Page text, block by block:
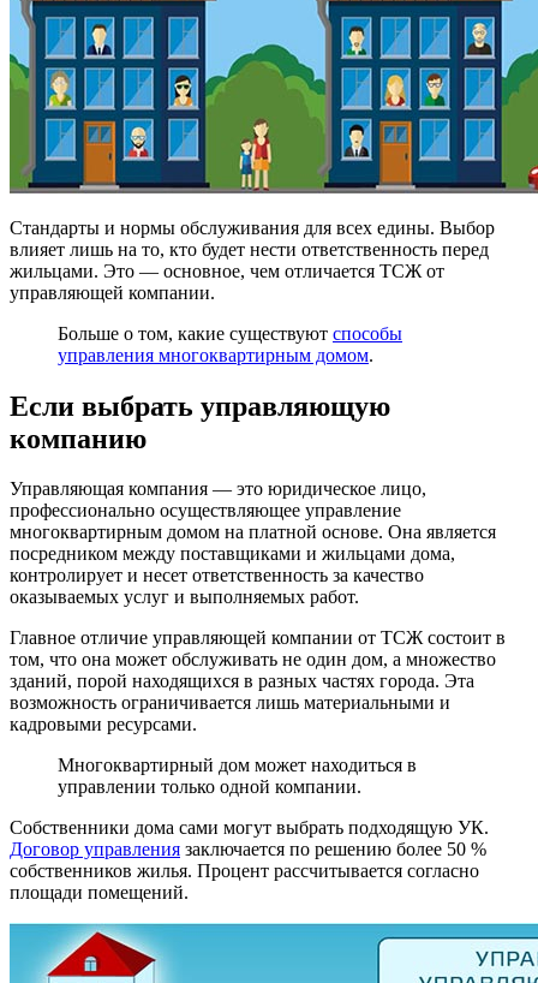
Стандарты и нормы обслуживания для всех едины. Выбор
влияет лишь на то, кто будет нести ответственность перед
жильцами. Это — основное, чем отличается ТСЖ от
управляющей компании.
Больше о том, какие существуют способы
управления многоквартирным домом.
Если выбрать управляющую
компанию
Управляющая компания — это юридическое лицо,
профессионально осуществляющее управление
многоквартирным домом на платной основе. Она является
посредником между поставщиками и жильцами дома,
контролирует и несет ответственность за качество
оказываемых услуг и выполняемых работ.
Главное отличие управляющей компании от ТСЖ состоит в
том, что она может обслуживать не один дом, а множество
зданий, порой находящихся в разных частях города. Эта
возможность ограничивается лишь материальными и
кадровыми ресурсами.
Многоквартирный дом может находиться в
управлении только одной компании.
Собственники дома сами могут выбрать подходящую УК.
Договор управления заключается по решению более 50 %
собственников жилья. Процент рассчитывается согласно
площади помещений.